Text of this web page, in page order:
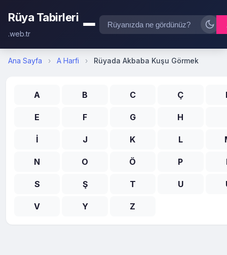
Rüya Tabirleri
.web.tr
Ana Sayfa › A Harfi › Rüyada Akbaba Kuşu Görmek
A B C Ç
E F G H
İ J K L
N O Ö P
S Ş T U
V Y Z